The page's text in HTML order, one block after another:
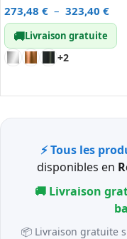
273,48 € – 323,40 €
🚚Livraison gratuite
+2
⚡ Tous les
disponibles en
🚚 Livraison
📦 Livraison gratuite